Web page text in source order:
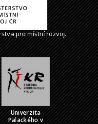
pro místní rozvoj.
Univerzita
Palackého v